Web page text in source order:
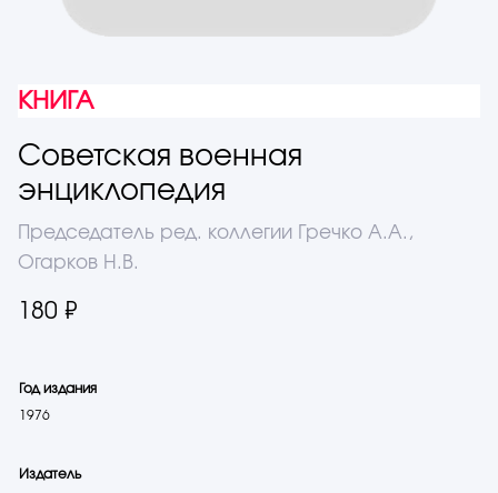
КНИГА
Советская военная
энциклопедия
Председатель ред. коллегии Гречко А.А.,
Огарков Н.В.
180 ₽
Год издания
1976
Издатель